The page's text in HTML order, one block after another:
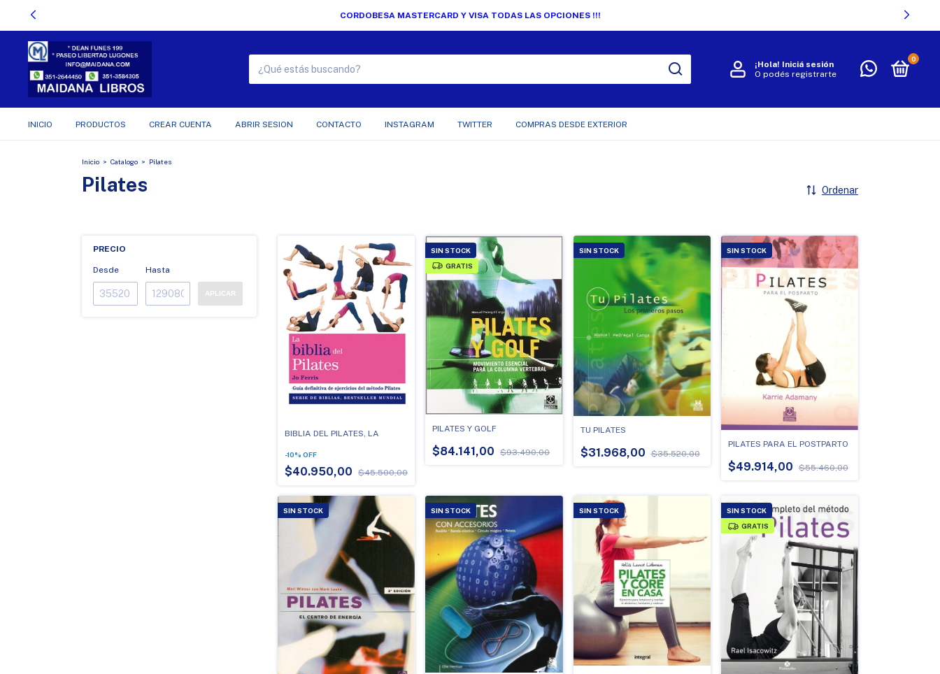
CORDOBESA MASTERCARD Y VISA TODAS LAS OPCIONES !!!
¡Hola! Iniciá sesión
O podés registrarte
0
INICIO PRODUCTOS CREAR CUENTA ABRIR SESION CONTACTO INSTAGRAM TWITTER COMPRAS DESDE EXTERIOR
Inicio > Catalogo > Pilates
Pilates Ordenar
PRECIO
Desde Hasta
APLICAR
BIBLIA DEL PILATES, LA
-10% OFF
$40.950,00 $45.500,00
SIN STOCK
GRATIS
PILATES Y GOLF
$84.141,00 $93.490,00
SIN STOCK
TU PILATES
$31.968,00 $35.520,00
SIN STOCK
PILATES PARA EL POSTPARTO
$49.914,00 $55.460,00
SIN STOCK SIN STOCK SIN STOCK
SIN STOCK
GRATIS